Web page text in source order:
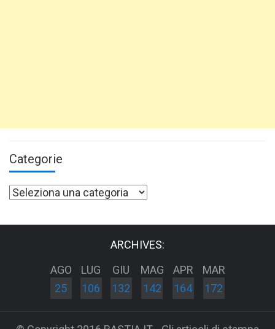
Categorie
Categorie
ARCHIVES:
AGO
25
LUG
106
GIU
132
MAG
142
APR
164
MAR
172